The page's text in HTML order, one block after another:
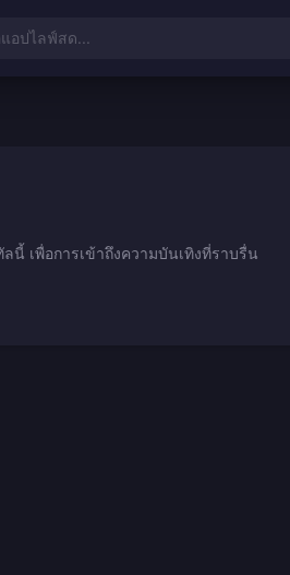
อปไลฟ์สด...
นี้ เพื่อการเข้าถึงความบันเทิงที่ราบรื่น